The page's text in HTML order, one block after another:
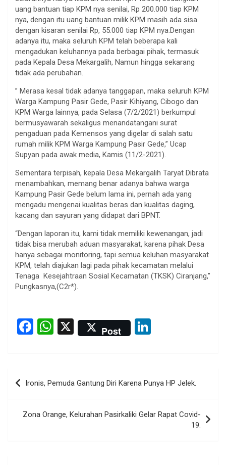
uang bantuan tiap KPM nya senilai, Rp 200.000 tiap KPM
nya, dengan itu uang bantuan milik KPM masih ada sisa
dengan kisaran senilai Rp, 55.000 tiap KPM nya.Dengan
adanya itu, maka seluruh KPM telah beberapa kali
mengadukan keluhannya pada berbagai pihak, termasuk
pada Kepala Desa Mekargalih, Namun hingga sekarang
tidak ada perubahan.
” Merasa kesal tidak adanya tanggapan, maka seluruh KPM
Warga Kampung Pasir Gede, Pasir Kihiyang, Cibogo dan
KPM Warga lainnya, pada Selasa (7/2/2021) berkumpul
bermusyawarah sekaligus menandatangani surat
pengaduan pada Kemensos yang digelar di salah satu
rumah milik KPM Warga Kampung Pasir Gede,” Ucap
Supyan pada awak media, Kamis (11/2-2021).
Sementara terpisah, kepala Desa Mekargalih Taryat Dibrata
menambahkan, memang benar adanya bahwa warga
Kampung Pasir Gede belum lama ini, pernah ada yang
mengadu mengenai kualitas beras dan kualitas daging,
kacang dan sayuran yang didapat dari BPNT.
“Dengan laporan itu, kami tidak memiliki kewenangan, jadi
tidak bisa merubah aduan masyarakat, karena pihak Desa
hanya sebagai monitoring, tapi semua keluhan masyarakat
KPM, telah diajukan lagi pada pihak kecamatan melalui
Tenaga Kesejahtraan Sosial Kecamatan (TKSK) Ciranjang,”
Pungkasnya,(C2r*).
F
ce
b
o
W
at
A
p
X Post
ke
n
Post
navigation
Ironis, Pemuda Gantung Diri Karena Punya HP Jelek.
Zona Orange, Kelurahan Pasirkaliki Gelar Rapat Covid-
19.